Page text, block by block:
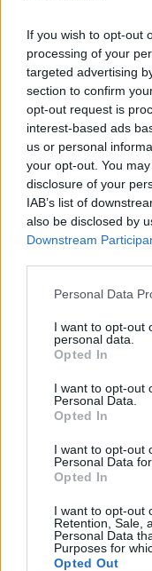
If you wish to opt-out
processing of your
targeted advertising
section to confirm
opt-out request is
interest-based ads
us or personal
your opt-out. You
disclosure of your
IAB’s list of
also be disclosed by
Downstream
Personal Data
I want to opt-out
personal data.
Opted In
I want to opt-out
Personal Data.
Opted In
I want to opt-out
Personal Data
Opted In
I want to opt-out
Retention, Sale,
Personal Data
Purposes for
Opted Out
zjištěna prověřováním.
Ředitelé odborů i
vlastní vůle, řekl
6.8.2026 15:22 (ČTK)
inspekci životního
to napsal nový ředitel
plánovaných
Veterináři v horku
se zploštělým
čumákem, jako jsou
zvířata se srdečním
dehydrataci nebo
veterinárních lékařů ČR